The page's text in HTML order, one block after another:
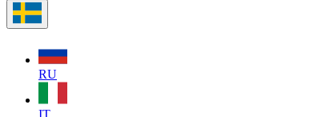
RU
IT